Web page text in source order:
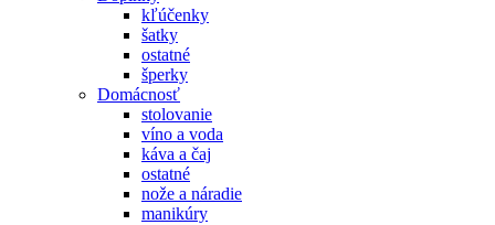
kľúčenky
šatky
ostatné
šperky
Domácnosť
stolovanie
víno a voda
káva a čaj
ostatné
nože a náradie
manikúry